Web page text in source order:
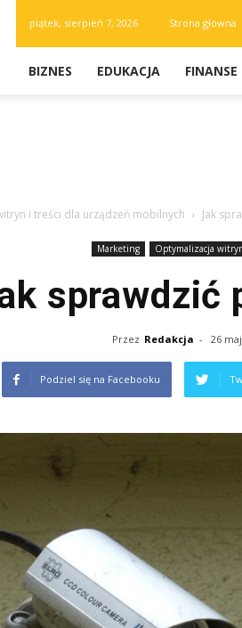
piątek, sierpień 7, 2026 Strona główna
BIZNES EDUKACJA FINANSE
i treści dla urządzeń mobilnych Jak
Marketing Optymalizacja
sprawdzić
Przez Redakcja - 26
Podziel się na Facebooku